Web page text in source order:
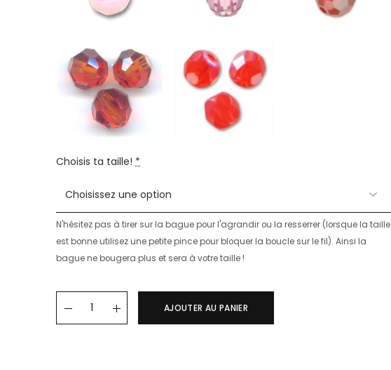
Choisis ta taille! *
N'hésitez pas à tirer sur la bague pour l'agrandir ou la resserrer (lorsque la taille
est bonne utilisez une petite pince pour bloquer la boucle sur le fil). Ainsi la
bague ne bougera plus et sera à votre taille !
Bague MIA quantity
AJOUTER AU PANIER